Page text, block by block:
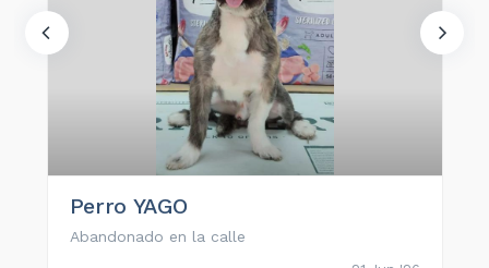
Perro YAGO
Abandonado en la calle